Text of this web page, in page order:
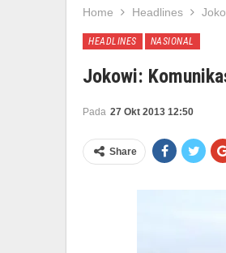
Home Headlines
HEADLINES NASIONAL
Jokowi:
Pada 27 Okt 2013 12:50
Share